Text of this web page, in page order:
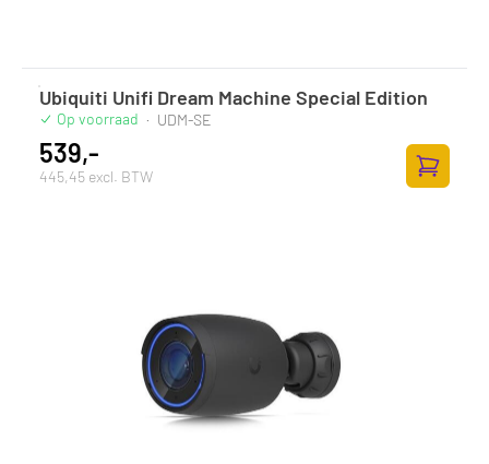
Ubiquiti Unifi Dream Machine Special Edition
Op voorraad · UDM-SE
539,-
445,45 excl. BTW